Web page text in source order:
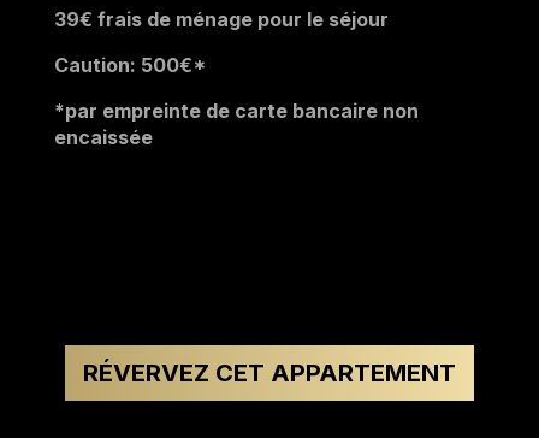
39€ frais de ménage pour le séjour
Caution: 500€*
*par empreinte de carte bancaire non
encaissée
RÉVERVEZ CET APPARTEMENT